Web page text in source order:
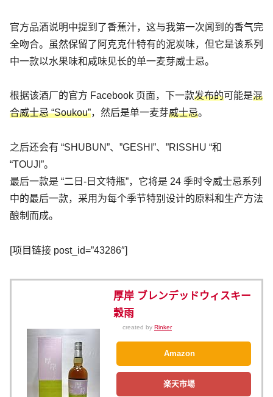
官方品酒说明中提到了香蕉汁，这与我第一次闻到的香气完
全吻合。虽然保留了阿克克什特有的泥炭味，但它是该系列
中一款以水果味和咸味见长的单一麦芽威士忌。
根据该酒厂的官方 Facebook 页面，下一款发布的可能是混
合威士忌 “Soukou”，然后是单一麦芽威士忌。
之后还会有 “SHUBUN”、”GESHI”、”RISSHU “和
“TOUJI”。
最后一款是 “二日-日文特瓶”，它将是 24 季时令威士忌系列
中的最后一款，采用为每个季节特别设计的原料和生产方法
酿制而成。
[项目链接 post_id=”43286″]
厚岸 ブレンデッドウィスキー
穀雨
created by Rinker
Amazon
楽天市場